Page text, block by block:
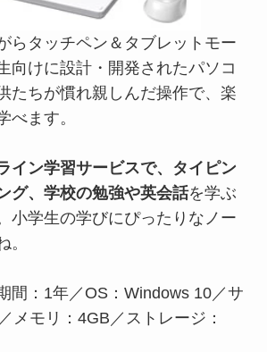
らタッチペン＆タブレットモー
向けに設計・開発されたパソコ
たちが慣れ親しんだ操作で、楽
べます。
イン学習サービスで、タイピン
グ、学校の勉強や英会話を学ぶ
小学生の学びにぴったりなノー
。
間：1年／OS：Windows 10／サ
メモリ：4GB／ストレージ：